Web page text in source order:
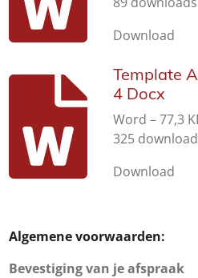
Download
Template
4 Docx
Word – 77,3
325
Download
Algemene voorwaarden:
Bevestiging van je afspraak